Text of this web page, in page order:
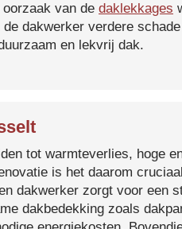
van de daklekkages
dakwerker verdere
en lekvrij dak.
tot warmteverlies, hoge
is het daarom
dakwerker zorgt voor een
dakbedekking zoals